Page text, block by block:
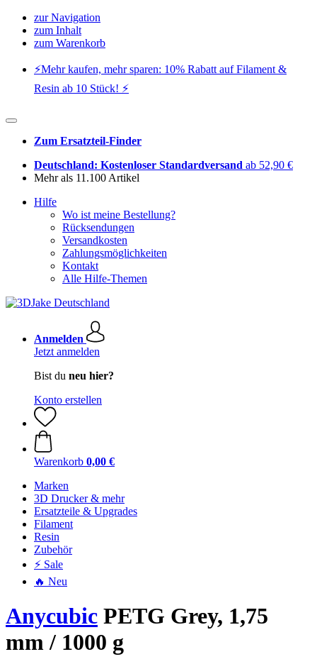
zur Navigation
zum Inhalt
zum Warenkorb
⚡️Mehr kaufen, mehr sparen: 10% Rabatt auf Filament &
Resin ab 10 Stück! ⚡️
Zum Ersatzteil-Finder
Deutschland: Kostenloser Standardversand ab 52,90 €
Mehr als 11.100 Artikel
Hilfe
Wo ist meine Bestellung?
Rücksendungen
Versandkosten
Zahlungsmöglichkeiten
Kontakt
Alle Hilfe-Themen
Anmelden
Jetzt anmelden
Bist du neu hier?
Konto erstellen
Warenkorb 0,00 €
Marken
3D Drucker & mehr
Ersatzteile & Upgrades
Filament
Resin
Zubehör
⚡ Sale
🔥 Neu
Anycubic PETG Grey, 1,75
mm / 1000 g